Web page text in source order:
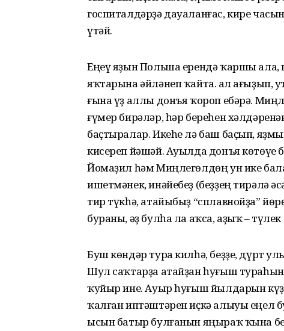
госпиталдәрҙә дауаланғас, кире
үтәй.
Еңеү яҙын Польша ерендә ҡаршы
яҡтарына әйләнеп ҡайта. Һал ағыҙып,
ғына үҙ аллы донъя ҡороп ебәрә.
ғүмер бирәләр, һәр береһен
баҫтыралар. Икеһе лә баш баҫып,
кисереп йәшәй. Ауылда донъя көтөүе
Йомаҙил һәм Миңлегөлдөң ун ике
ишетмәнек, инәйебеҙ (беҙҙең тирәлә
тир түкһә, атайыбыҙ “сплавнойҙа”
бураны, әҙ булһа ла аҡса, аҙыҡ –
Буш көндәр тура килһә, беҙҙе, дүрт
Шул саҡтарҙа атайҙан һуғыш
ҡуйыр ине. Ауыр һуғыш йылдарын
ҡалған иптәштәрен иҫкә алыуы еңел
ысын батыр булғанын яңыраҡ ҡына